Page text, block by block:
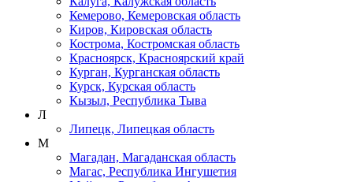
Кемерово, Кемеровская область
Киров, Кировская область
Кострома, Костромская область
Красноярск, Красноярский край
Курган, Курганская область
Курск, Курская область
Кызыл, Республика Тыва
Л
Липецк, Липецкая область
М
Магадан, Магаданская область
Магас, Республика Ингушетия